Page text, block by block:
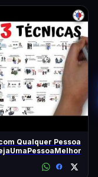
Qualquer Pessoa